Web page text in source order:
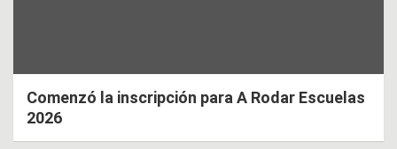
Comenzó la inscripción para A Rodar Escuelas
2026